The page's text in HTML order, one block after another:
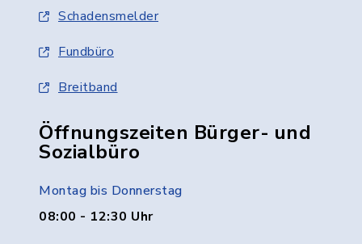
Schadensmelder
Fundbüro
Breitband
Öffnungszeiten Bürger- und
Sozialbüro
Montag bis Donnerstag
08:00 - 12:30 Uhr